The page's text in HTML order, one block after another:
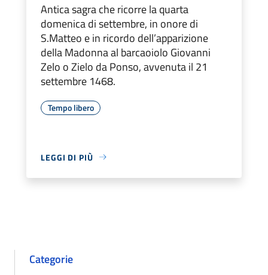
Antica sagra che ricorre la quarta
domenica di settembre, in onore di
S.Matteo e in ricordo dell’apparizione
della Madonna al barcaoiolo Giovanni
Zelo o Zielo da Ponso, avvenuta il 21
settembre 1468.
Tempo libero
LEGGI DI PIÙ
Categorie